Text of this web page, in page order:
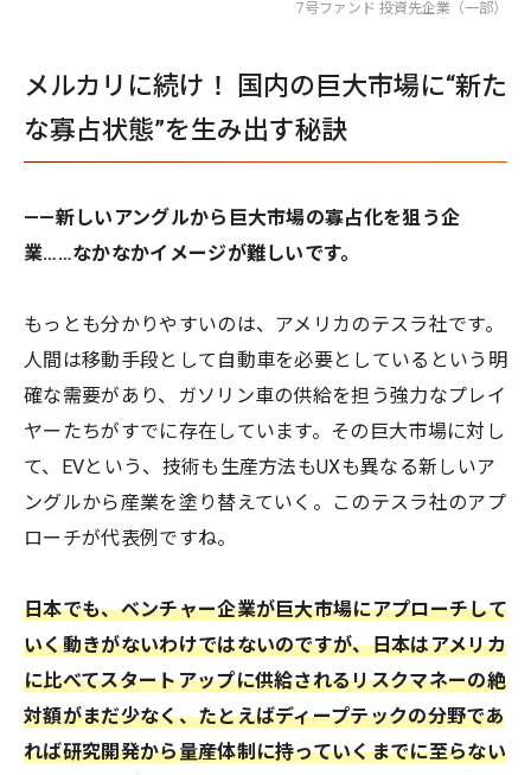
7号ファンド 投資先企業（一部）
メルカリに続け！ 国内の巨大市場に“新た
な寡占状態”を生み出す秘訣
——新しいアングルから巨大市場の寡占化を狙う企
業……なかなかイメージが難しいです。
もっとも分かりやすいのは、アメリカのテスラ社です。
人間は移動手段として自動車を必要としているという明
確な需要があり、ガソリン車の供給を担う強力なプレイ
ヤーたちがすでに存在しています。その巨大市場に対し
て、EVという、技術も生産方法もUXも異なる新しいア
ングルから産業を塗り替えていく。このテスラ社のアプ
ローチが代表例ですね。
日本でも、ベンチャー企業が巨大市場にアプローチして
いく動きがないわけではないのですが、日本はアメリカ
に比べてスタートアップに供給されるリスクマネーの絶
対額がまだ少なく、たとえばディープテックの分野であ
れば研究開発から量産体制に持っていくまでに至らない